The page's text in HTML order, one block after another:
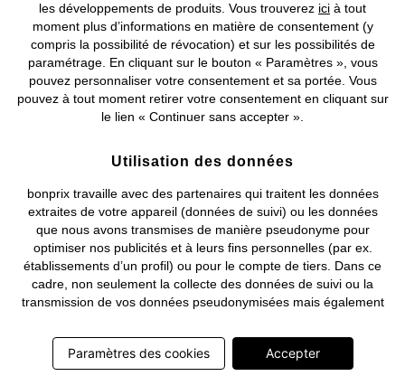
©2026 bonprix.Tous droits réservés.
Deutsch Français
les développements de produits. Vous trouverez ici à tout
moment plus d’informations en matière de consentement (y
compris la possibilité de révocation) et sur les possibilités de
paramétrage. En cliquant sur le bouton « Paramètres », vous
pouvez personnaliser votre consentement et sa portée. Vous
pouvez à tout moment retirer votre consentement en cliquant sur
le lien « Continuer sans accepter ».
Utilisation des données
bonprix travaille avec des partenaires qui traitent les données
extraites de votre appareil (données de suivi) ou les données
que nous avons transmises de manière pseudonyme pour
optimiser nos publicités et à leurs fins personnelles (par ex.
établissements d’un profil) ou pour le compte de tiers. Dans ce
cadre, non seulement la collecte des données de suivi ou la
transmission de vos données pseudonymisées mais également
nécessitent un consentement. Les données de suivi seront alors
collectées ou vos données pseudonymisées seront alors
Paramètres des cookies Accepter